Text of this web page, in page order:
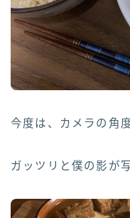
今度は、カメラの角
ガッツリと僕の影が